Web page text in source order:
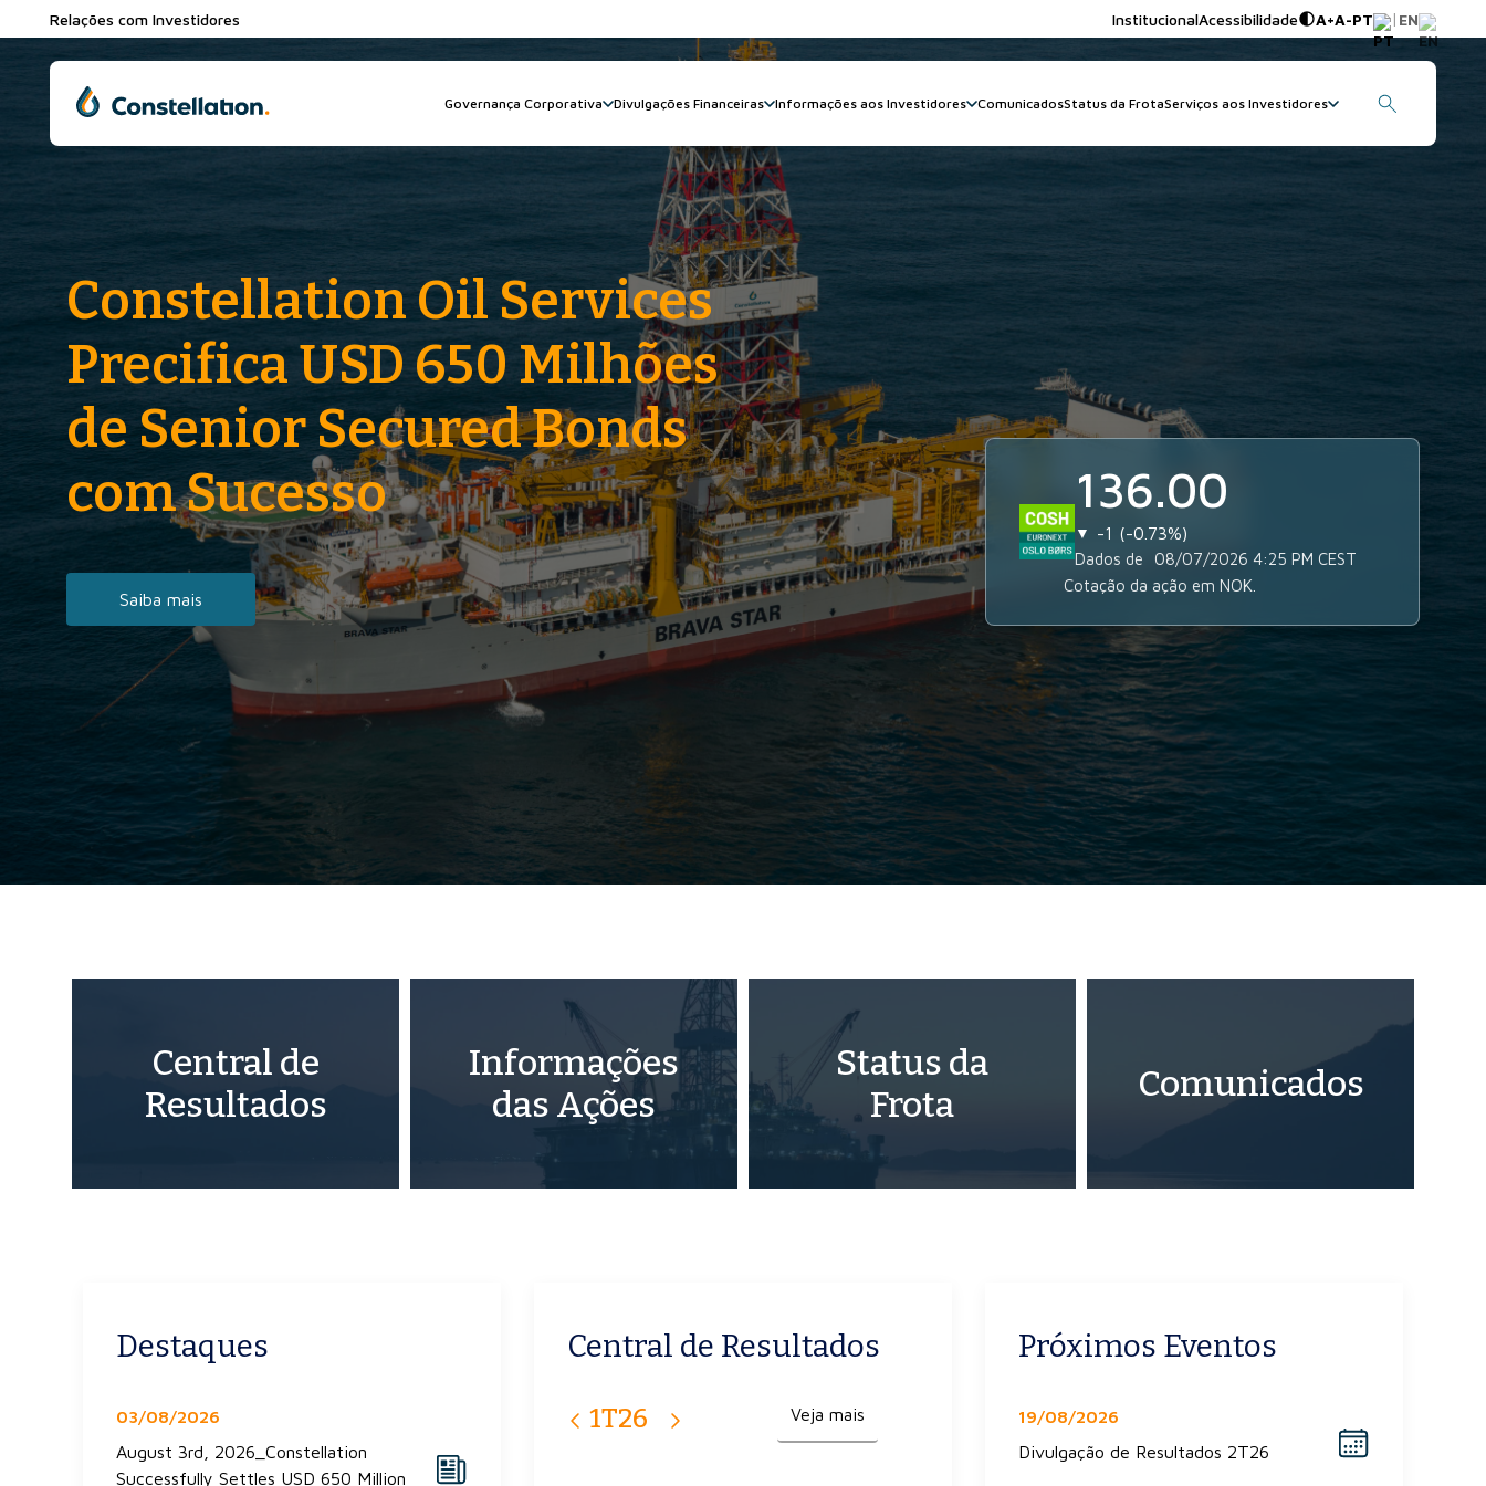
Relações com Investidores InstitucionalAcessibilidade A+A-PT | EN
Governança Corporativa Divulgações Financeiras Informações aos Investidores ComunicadosStatus da FrotaServiços aos Investidores
Constellation Oil Services
Precifica USD 650 Milhões
de Senior Secured Bonds
com Sucesso
Saiba mais
136.00
▼ -1 -0.73%
Dados de 08/07/2026 4:25 PM CEST
Cotação da ação em NOK.
Central de
Resultados
Informações
das Ações
Status da
Frota
Comunicados
Destaques
03/08/2026
August 3rd, 2026_Constellation
Successfully Settles USD 650 Million
Central de Resultados
1T26 4T25 3T25 2T25
Veja mais
Próximos Eventos
19/08/2026
Divulgação de Resultados 2T26